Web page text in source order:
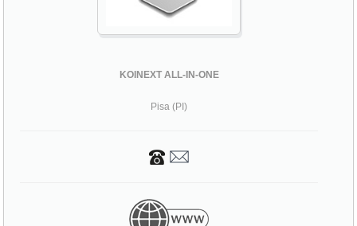
KOINEXT ALL-IN-ONE
Pisa (PI)